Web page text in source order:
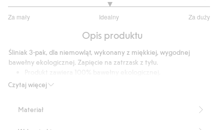
Za mały Idealny Za duży
na
20
głosów
Opis produktu
Czytaj więcej
Śliniak 3-pak, dla niemowląt, wykonany z miękkiej, wygodnej
bawełny ekologicznej. Zapięcie na zatrzask z tyłu.
Numer artykułu
Materiał